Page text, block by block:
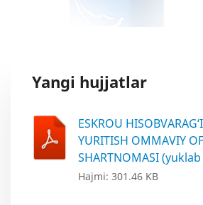
Yangi hujjatlar
ESKROU
YURITISH OMMAVIY
SHARTNOMASI
Hajmi: 301.46 KB